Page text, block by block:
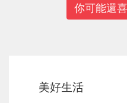
你可能還
美好生活